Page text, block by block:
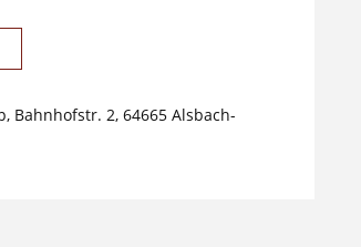
Bahnhofstr. 2, 64665 Alsbach-